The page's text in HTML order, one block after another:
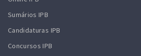
Sumários IPB
Candidaturas IPB
Concursos IPB